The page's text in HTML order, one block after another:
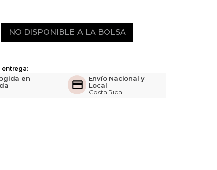
NO DISPONIBLE
entrega:
en
Envío Nacional y
Local
Costa Rica